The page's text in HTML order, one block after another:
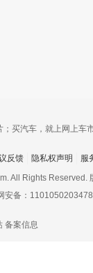
上传图片最多
反馈 隐私权声明
服
All Rights Reserved.
安备：